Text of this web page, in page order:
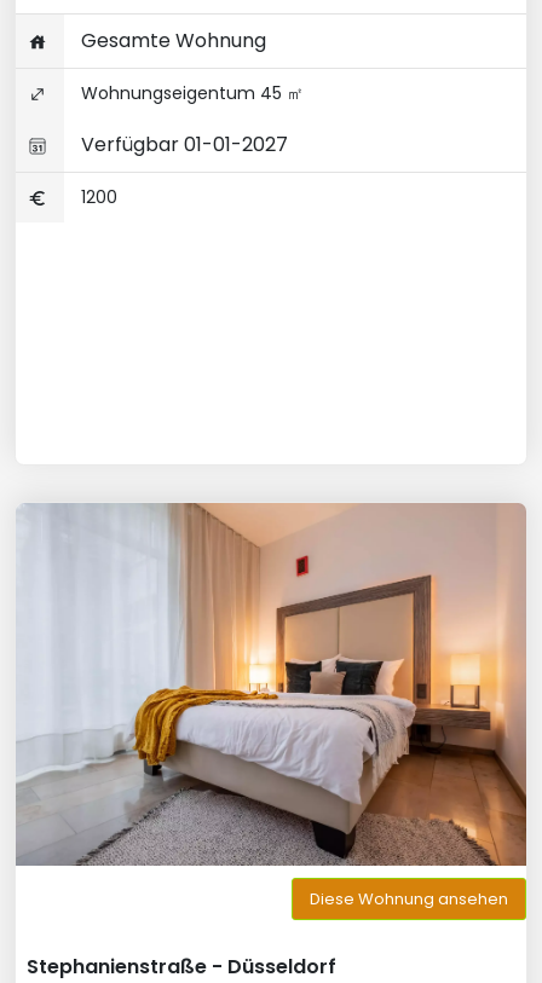
Gesamte Wohnung
Wohnungseigentum 45 ㎡
Verfügbar 01-01-2027
1200
Diese Wohnung ansehen
Stephanienstraße - Düsseldorf